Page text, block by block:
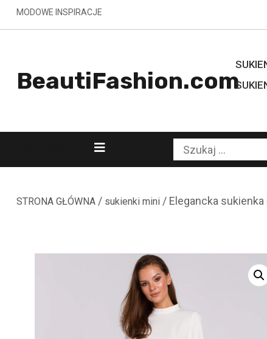
Skip
to
MODOWE INSPIRACJE
BeautiFashion.com
Szukaj:
STRONA GŁÓWNA/ sukienki mini/ Elegancka sukienka